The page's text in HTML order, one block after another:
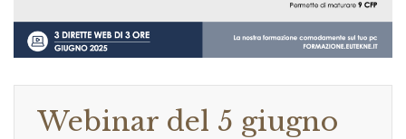
Webinar del 5 giugno